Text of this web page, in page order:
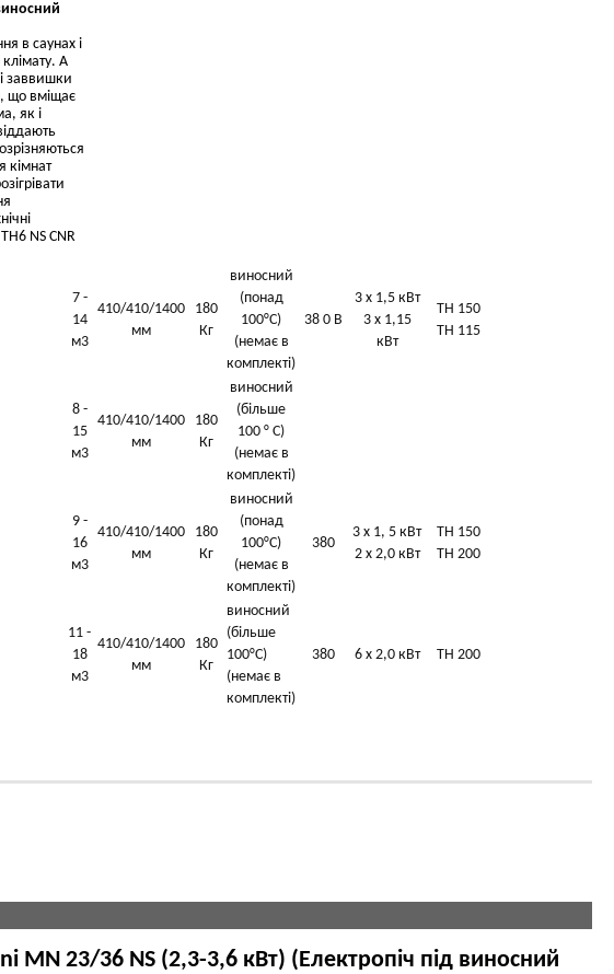
в саунах і
А
заввишки
що вміщає
як і
кімнат
NS CNR
7 -
14
м3
410/410/1400
мм
180
Кг
виносний
(понад
100°С)
(немає в
комплекті)
38 0 В
3 x 1,5 кВт
3 x 1,15
кВт
TH 150
TH 115
8 -
15
м3
410/410/1400
мм
180
Кг
виносний
(більше
100 ° С)
(немає в
комплекті)
9 -
16
м3
410/410/1400
мм
180
Кг
виносний
(понад
100°С)
(немає в
комплекті)
380
3 x 1, 5 кВт
2 x 2,0 кВт
TH 150
TH 200
11 -
18
м3
410/410/1400
мм
180
Кг
виносний
(більше
100°С)
(немає в
комплекті)
380 6 x 2,0 кВт TH 200
MN 23/36 NS (2,3-3,6 кВт) (Електропіч під виносний